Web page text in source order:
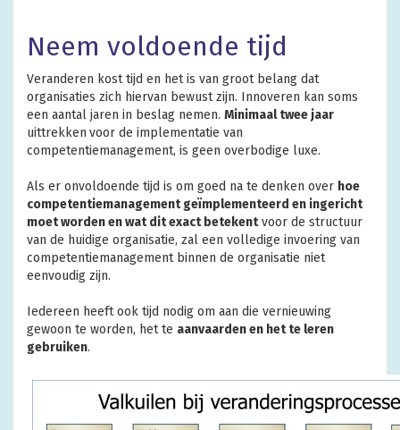
Neem voldoende tijd
Veranderen kost tijd en het is van groot belang dat
organisaties zich hiervan bewust zijn. Innoveren kan soms
een aantal jaren in beslag nemen. Minimaal twee jaar
uittrekken voor de implementatie van
competentiemanagement, is geen overbodige luxe.
Als er onvoldoende tijd is om goed na te denken over hoe
competentiemanagement geïmplementeerd en ingericht
moet worden en wat dit exact betekentvoor de structuur
van de huidige organisatie, zal een volledige invoering van
competentiemanagement binnen de organisatie niet
eenvoudig zijn.
Iedereen heeft ook tijd nodig om aan die vernieuwing
gewoon te worden, het te aanvaarden en het te leren
gebruiken.